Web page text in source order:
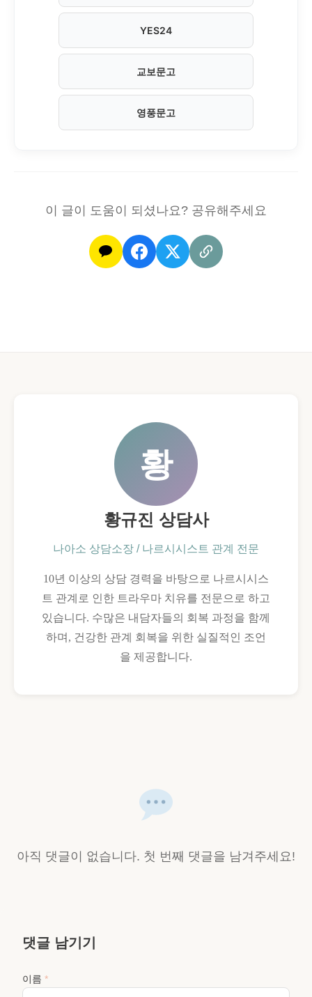
YES24
교보문고
영풍문고
이 글이 도움이 되셨나요? 공유해주세요
황
황규진 상담사
나아소 상담소장 / 나르시시스트 관계 전문
10년 이상의 상담 경력을 바탕으로 나르시시스
트 관계로 인한 트라우마 치유를 전문으로 하고
있습니다. 수많은 내담자들의 회복 과정을 함께
하며, 건강한 관계 회복을 위한 실질적인 조언
을 제공합니다.
아직 댓글이 없습니다. 첫 번째 댓글을 남겨주세요!
댓글 남기기
이름 *